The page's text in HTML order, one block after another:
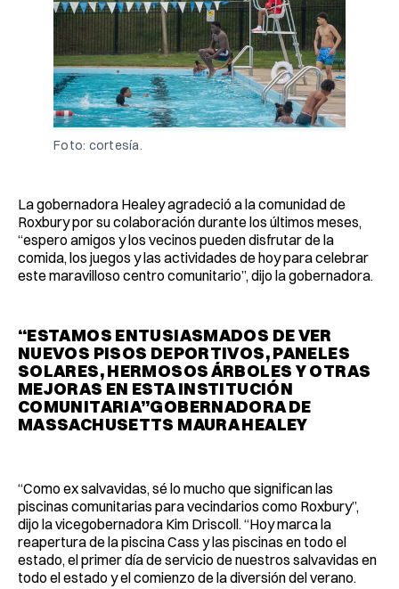
Foto: cortesía.
La gobernadora Healey agradeció a la comunidad de
Roxbury por su colaboración durante los últimos meses,
“espero amigos y los vecinos pueden disfrutar de la
comida, los juegos y las actividades de hoy para celebrar
este maravilloso centro comunitario”, dijo la gobernadora.
“ESTAMOS ENTUSIASMADOS DE VER
NUEVOS PISOS DEPORTIVOS, PANELES
SOLARES, HERMOSOS ÁRBOLES Y OTRAS
MEJORAS EN ESTA INSTITUCIÓN
COMUNITARIA”GOBERNADORA DE
MASSACHUSETTS MAURA HEALEY
“Como ex salvavidas, sé lo mucho que significan las
piscinas comunitarias para vecindarios como Roxbury”,
dijo la vicegobernadora Kim Driscoll. “Hoy marca la
reapertura de la piscina Cass y las piscinas en todo el
estado, el primer día de servicio de nuestros salvavidas en
todo el estado y el comienzo de la diversión del verano.